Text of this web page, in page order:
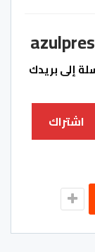
إلى بريدك
اشتراك